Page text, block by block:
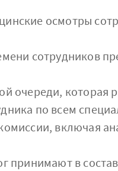
осмотры
сотрудников
очереди, которая
по всем
включая
принимают в